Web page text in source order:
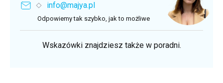
info@majya.pl
Odpowiemy tak szybko, jak to możliwe
Wskazówki znajdziesz także w poradni.